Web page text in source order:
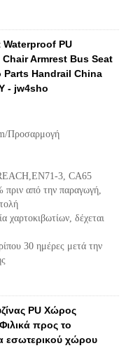
PU
Armrest Bus Seat
Parts Handrail China
- jw4sho
Προσαρμογή
3, CA65
από την παραγωγή,
χαρτοκιβωτίων, δέχεται
30 ημέρες μετά την
PU Χώρος
προς το
εσωτερικού χώρου